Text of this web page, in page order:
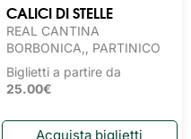
CALICI DI STELLE
REAL CANTINA
BORBONICA,, PARTINICO
Biglietti a partire da
25.00€